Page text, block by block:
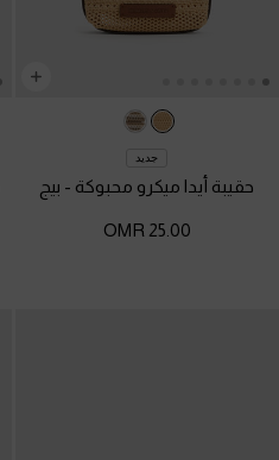
جديد
حقيبة أيدا ميكرو محبوكة - بيج
25.00 OMR